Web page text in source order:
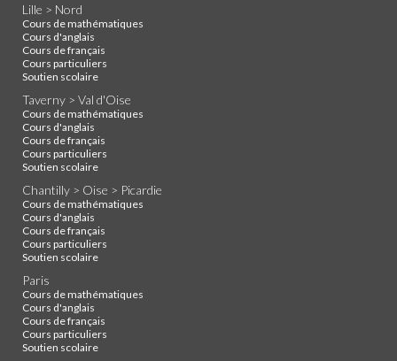
Lille > Nord
Cours de mathématiques
Cours d'anglais
Cours de français
Cours particuliers
Soutien scolaire
Taverny > Val d'Oise
Cours de mathématiques
Cours d'anglais
Cours de français
Cours particuliers
Soutien scolaire
Chantilly > Oise > Picardie
Cours de mathématiques
Cours d'anglais
Cours de français
Cours particuliers
Soutien scolaire
Paris
Cours de mathématiques
Cours d'anglais
Cours de français
Cours particuliers
Soutien scolaire